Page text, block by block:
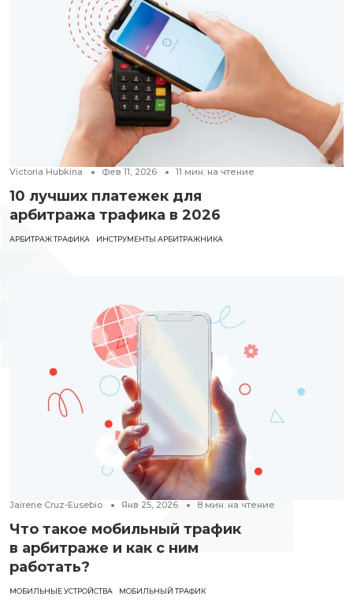
Victoria Hubkina Фев 11, 2026 11 мин. на чтение
10 лучших платежек для
арбитража трафика в 2026
АРБИТРАЖ ТРАФИКА ИНСТРУМЕНТЫ АРБИТРАЖНИКА
Jairene Cruz-Eusebio Янв 25, 2026 8 мин. на чтение
Что такое мобильный трафик
в арбитраже и как с ним
работать?
МОБИЛЬНЫЕ УСТРОЙСТВА МОБИЛЬНЫЙ ТРАФИК